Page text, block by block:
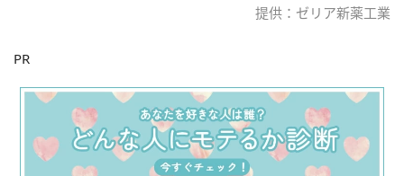
提供：ゼリア新薬工業
PR